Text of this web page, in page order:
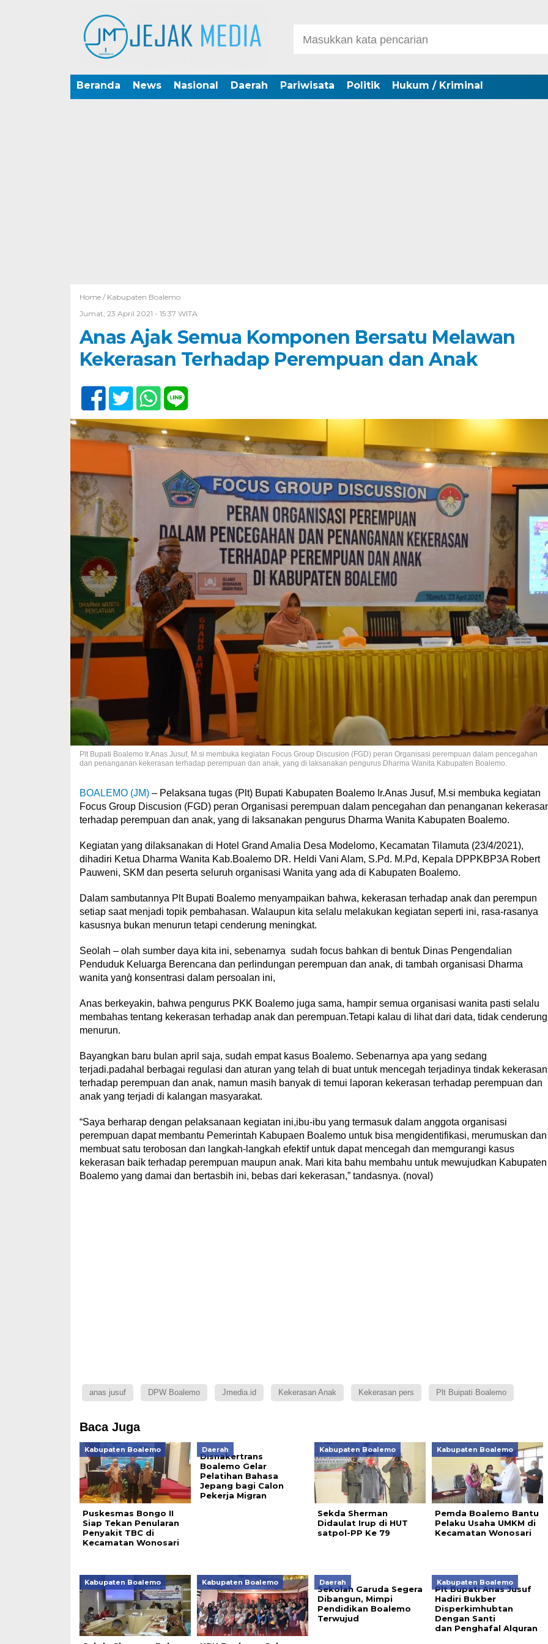
Beranda News Nasional Daerah Pariwisata Politik Hukum / Kriminal
Home / Kabupaten Boalemo
Jumat, 23 April 2021 - 15:37 WITA
Anas Ajak Semua Komponen Bersatu Melawan
Kekerasan Terhadap Perempuan dan Anak
Plt Bupati Boalemo Ir.Anas Jusuf, M.si membuka kegiatan Focus Group Discusion (FGD) peran Organisasi perempuan dalam pencegahan
dan penanganan kekerasan terhadap perempuan dan anak, yang di laksanakan pengurus Dharma Wanita Kabupaten Boalemo.
BOALEMO (JM)– Pelaksana tugas (Plt) Bupati Kabupaten Boalemo Ir.Anas Jusuf, M.si membuka kegiatan
Focus Group Discusion (FGD) peran Organisasi perempuan dalam pencegahan dan penanganan
terhadap perempuan dan anak, yang di laksanakan pengurus Dharma Wanita Kabupaten Boalemo.
Kegiatan yang dilaksanakan di Hotel Grand Amalia Desa Modelomo, Kecamatan Tilamuta (23/4/2021),
dihadiri Ketua Dharma Wanita Kab.Boalemo DR. Heldi Vani Alam, S.Pd. M.Pd, Kepala DPPKBP3A Robert
Pauweni, SKM dan peserta seluruh organisasi Wanita yang ada di Kabupaten Boalemo.
Dalam sambutannya Plt Bupati Boalemo menyampaikan bahwa, kekerasan terhadap anak dan perempun
setiap saat menjadi topik pembahasan. Walaupun kita selalu melakukan kegiatan seperti ini, rasa-rasanya
kasusnya bukan menurun tetapi cenderung meningkat.
Seolah – olah sumber daya kita ini, sebenarnya sudah focus bahkan di bentuk Dinas Pengendalian
Penduduk Keluarga Berencana dan perlindungan perempuan dan anak, di tambah organisasi Dharma
wanita yanģ konsentrasi dalam persoalan ini,
Anas berkeyakin, bahwa pengurus PKK Boalemo juga sama, hampir semua organisasi wanita pasti selalu
membahas tentang kekerasan terhadap anak dan perempuan.Tetapi kalau di lihat dari data, tidak cenderung
menurun.
Bayangkan baru bulan april saja, sudah empat kasus Boalemo. Sebenarnya apa yang sedang
terjadi.padahal berbagai regulasi dan aturan yang telah di buat untuk mencegah terjadinya tindak kekerasan
terhadap perempuan dan anak, namun masih banyak di temui laporan kekerasan terhadap perempuan dan
anak yang terjadi di kalangan masyarakat.
“Saya berharap dengan pelaksanaan kegiatan ini,ibu-ibu yang termasuk dalam anggota organisasi
perempuan dapat membantu Pemerintah Kabupaen Boalemo untuk bisa mengidentifikasi, merumuskan dan
membuat satu terobosan dan langkah-langkah efektif untuk dapat mencegah dan memgurangi kasus
kekerasan baik terhadap perempuan maupun anak. Mari kita bahu membahu untuk mewujudkan Kabupaten
Boalemo yang damai dan bertasbih ini, bebas dari kekerasan,” tandasnya. (noval)
anas jusuf DPW Boalemo Jmedia.id Kekerasan Anak Kekerasan pers Plt Buipati Boalemo
Baca Juga
Kabupaten Boalemo
Puskesmas Bongo II
Siap Tekan Penularan
Penyakit TBC di
Kecamatan Wonosari
Daerah
Disnakertrans
Boalemo Gelar
Pelatihan Bahasa
Jepang bagi Calon
Pekerja Migran
Kabupaten Boalemo
Sekda Sherman
Didaulat Irup di HUT
satpol-PP Ke 79
Kabupaten Boalemo
Pemda Boalemo Bantu
Pelaku Usaha UMKM di
Kecamatan Wonosari
Kabupaten Boalemo Kabupaten Boalemo Daerah
Sekolah Garuda Segera
Dibangun, Mimpi
Pendidikan Boalemo
Terwujud
Kabupaten Boalemo
Plt Bupati Anas Jusuf
Hadiri Bukber
Disperkimhubtan
Dengan Santi
dan Penghafal Alquran